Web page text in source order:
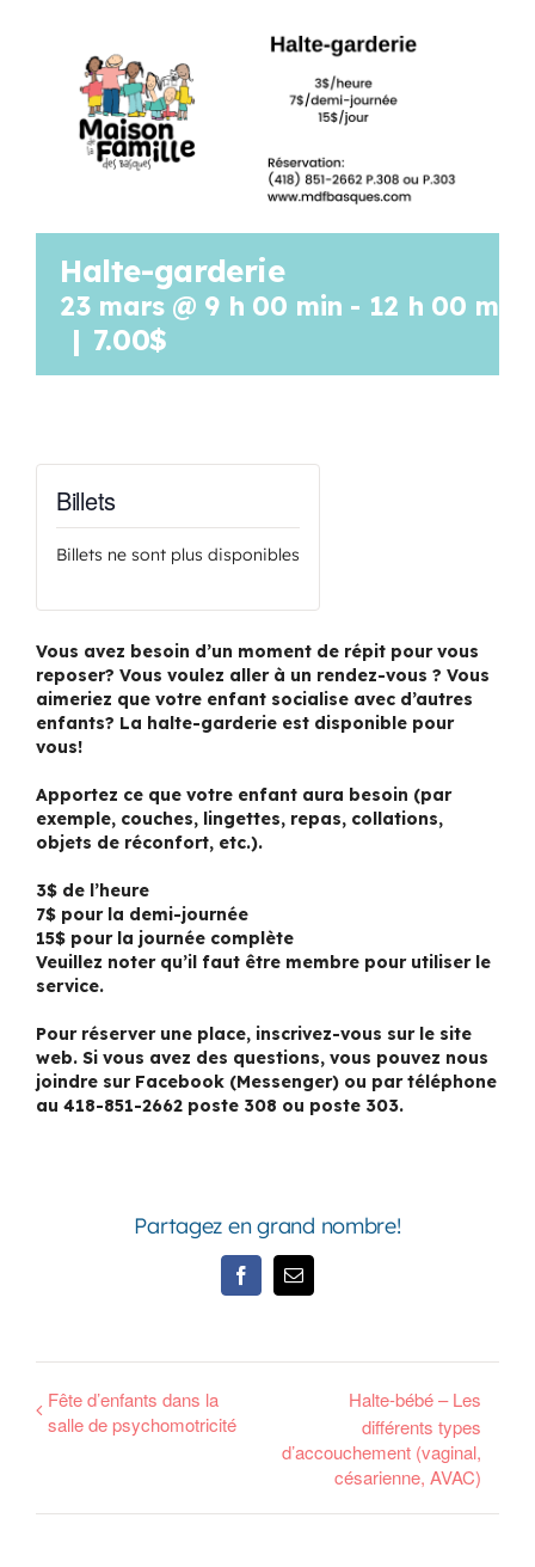
Mon Compte
OFFRES D’EMPLOI
Halte-garderie
23 mars @ 9 h 00 min - 12 h 00 min
| 7.00$
Billets
Billets ne sont plus disponibles
Vous avez besoin d’un moment de répit pour vous
reposer? Vous voulez aller à un rendez-vous ? Vous
aimeriez que votre enfant socialise avec d’autres
enfants? La halte-garderie est disponible pour
vous!
Apportez ce que votre enfant aura besoin (par
exemple, couches, lingettes, repas, collations,
objets de réconfort, etc.).
3$ de l’heure
7$ pour la demi-journée
15$ pour la journée complète
Veuillez noter qu’il faut être membre pour utiliser le
service.
Pour réserver une place, inscrivez-vous sur le site
web. Si vous avez des questions, vous pouvez nous
joindre sur Facebook (Messenger) ou par téléphone
au 418-851-2662 poste 308 ou poste 303.
Partagez en grand nombre!
FacebookEmail
Fête d’enfants dans la
salle de psychomotricité
Halte-bébé – Les
différents types
d’accouchement (vaginal,
césarienne, AVAC)